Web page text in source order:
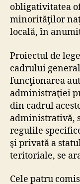
obligativitatea
minorităţilor
locală, în
Proiectul de
cadrului
funcţionarea
administraţiei
din cadrul
administrativă,
regulile
şi privată a
teritoriale, se
Cele patru